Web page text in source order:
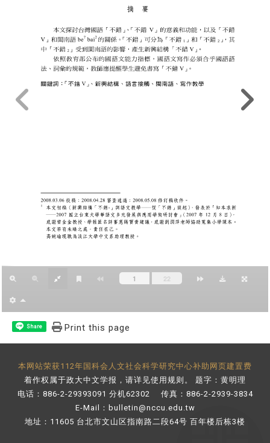
Share Print this page
本网站荣获112年国科会人文社会科学研究中心补助网页建置费
着作权属于政大中文学报，请详见使用规则 。 题字：黄明理
电话：886-2-29393091 分机62302 传真：886-2-2939-3834
E-Mail： bulletin@nccu.edu.tw
地址：11605 台北市文山区指南路二段64号 百年楼后栋3楼